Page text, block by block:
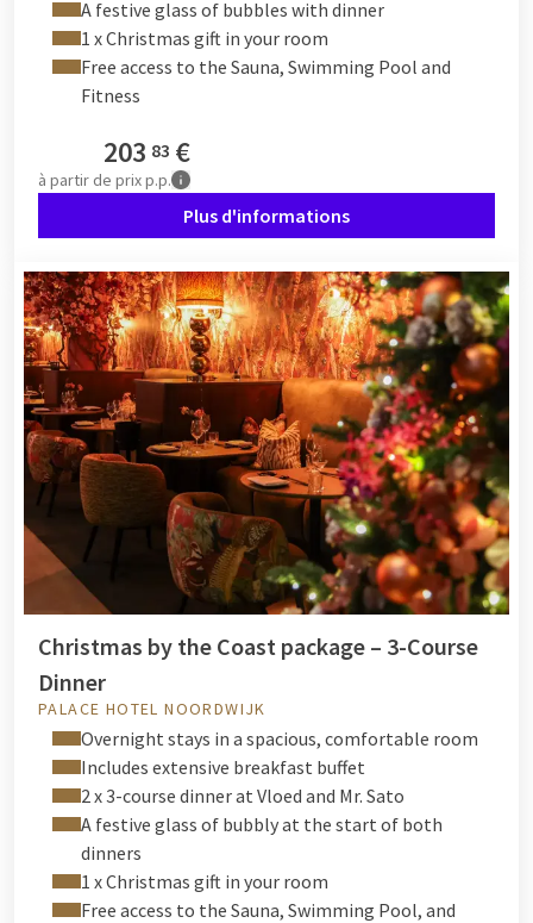
A festive glass of bubbles with dinner
1 x Christmas gift in your room
Free access to the Sauna, Swimming Pool and
Fitness
203 83 €
à partir de prix p.p.
Plus d'informations
Christmas by the Coast package – 3-Course
Dinner
PALACE HOTEL NOORDWIJK
Overnight stays in a spacious, comfortable room
Includes extensive breakfast buffet
2 x 3-course dinner at Vloed and Mr. Sato
A festive glass of bubbly at the start of both
dinners
1 x Christmas gift in your room
Free access to the Sauna, Swimming Pool, and